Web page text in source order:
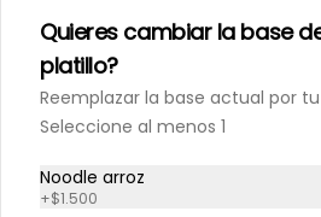
Limonada Piña albahaca
500 cc
$4.300
Quieres cambiar la base
platillo?
Reemplazar la base actual por
Seleccione al menos 1
Noodle arroz
+$1.500